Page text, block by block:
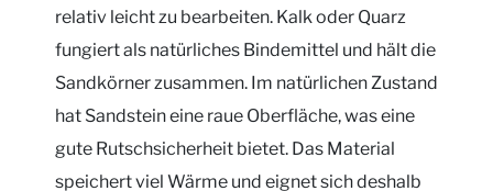
relativ leicht zu bearbeiten. Kalk oder Quarz
fungiert als natürliches Bindemittel und hält die
Sandkörner zusammen. Im natürlichen Zustand
hat Sandstein eine raue Oberfläche, was eine
gute Rutschsicherheit bietet. Das Material
speichert viel Wärme und eignet sich deshalb